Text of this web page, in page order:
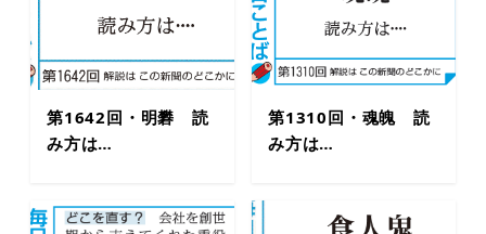
第1642回・明礬 読
み方は…
第1310回・魂魄 読
み方は…